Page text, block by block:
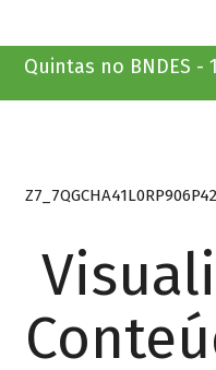
Quintas no BNDES -